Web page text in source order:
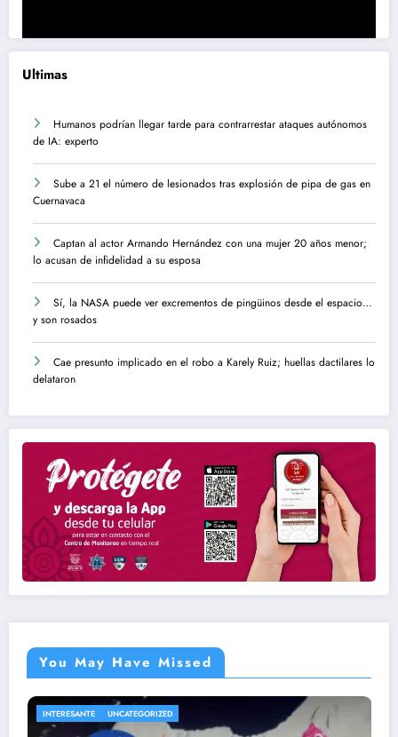
Ultimas
Humanos podrían llegar tarde para contrarrestar ataques autónomos
de IA: experto
Sube a 21 el número de lesionados tras explosión de pipa de gas en
Cuernavaca
Captan al actor Armando Hernández con una mujer 20 años menor;
lo acusan de infidelidad a su esposa
Sí, la NASA puede ver excrementos de pingüinos desde el espacio…
y son rosados
Cae presunto implicado en el robo a Karely Ruiz; huellas dactilares lo
delataron
You May Have Missed
ENTRETENIMIENTO